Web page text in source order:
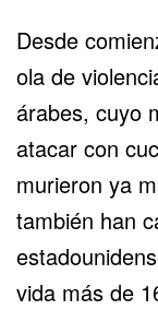
Desde
ola de
árabes, cuyo
atacar con
murieron ya
también han
vida más de